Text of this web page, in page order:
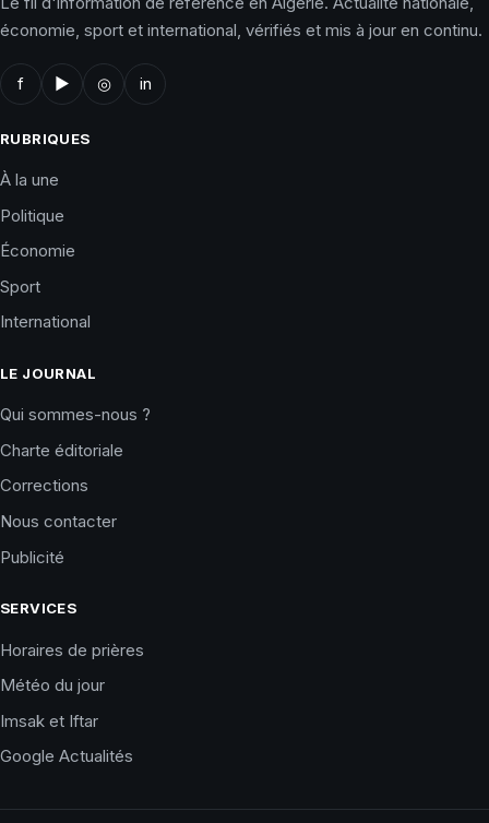
économie, sport et international, vérifiés et mis à jour en continu.
f ▶ ◎ in
RUBRIQUES
À la une
Politique
Économie
Sport
International
LE JOURNAL
Qui sommes-nous ?
Charte éditoriale
Corrections
Nous contacter
Publicité
SERVICES
Horaires de prières
Météo du jour
Imsak et Iftar
Google Actualités